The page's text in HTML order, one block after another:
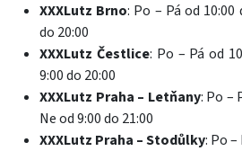
XXXLutz Brno: Po – Pá od 10:00
do 20:00
XXXLutz Čestlice: Po – Pá od
9:00 do 20:00
XXXLutz Praha – Letňany: Po –
Ne od 9:00 do 21:00
XXXLutz Praha – Stodůlky: Po –